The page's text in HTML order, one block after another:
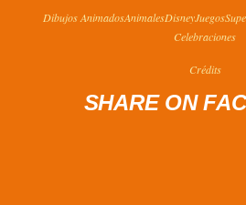
Dibujos AnimadosAnimalesDisneyJuegos
Celebraciones
Crédits
SHARE ON